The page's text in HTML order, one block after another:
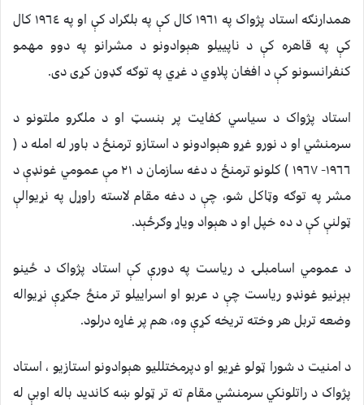
همدارنګه استاد پژواک په ١٩٦١ کال کې په بلګراد کې او په ١٩٦٤ کال
کې په قاهره کې د ناپييلو هېوادونو د مشرانو په دوو مهمو
کنفرانسونو کې د افغان پلاوي د غړي په توګه ګډون کړى دى.
استاد پژواک د سياسي کفايت پر بنسټ او د ملګرو ملتونو د
سرمنشي او د نورو غړو هېوادونو د استازو ترمنځ د باور له امله د (
١٩٦٦- ١٩٦٧ ) کلونو ترمنځ د دغه سازمان د ٢١ مې عمومي غونډې د
مشر په توګه وټاکل شو، چې د دغه مقام لاسته راوړل په نړيوالې
ټولنې کې د ده خپل او د هېواد وياړ وګرځېد.
د عمومي اسامبلۍ د رياست په دورې کې استاد پژواک د ځينو
بېړنيو غونډو رياست چې د عربو او اسراييلو تر منځ جګړې نړيواله
وضعه تربل هر وخته تريخه کړې وه، هم پر غاړه درلود.
د امنيت د شورا ټولو غړيو او دپرمختلليو هېوادونو استازيو ، استاد
پژواک د راتلونکي سرمنشي مقام ته تر ټولو ښه کانديد باله اوبې له